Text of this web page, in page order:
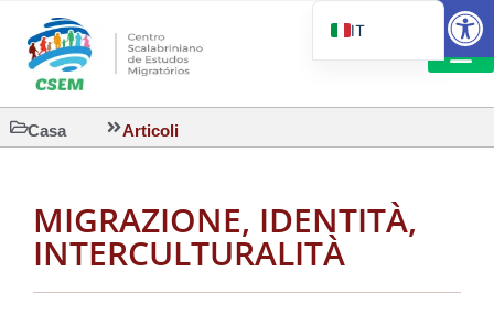
Casa Articoli
MIGRAZIONE, IDENTITÀ,
INTERCULTURALITÀ
IT
EN